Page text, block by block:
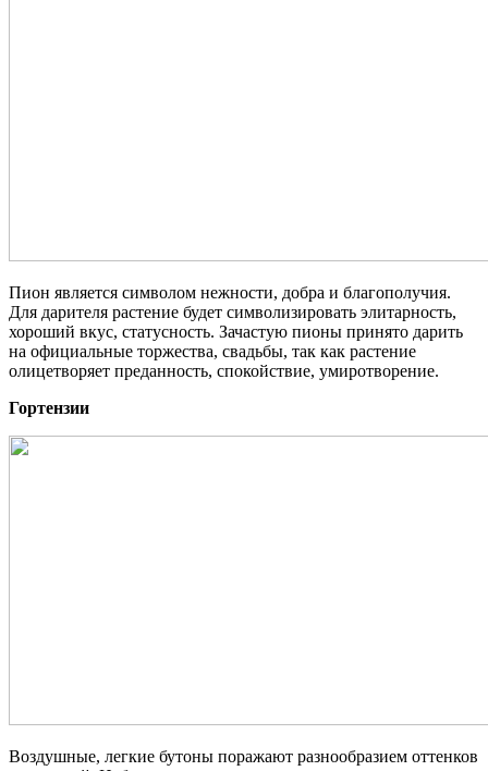
Пион является символом нежности, добра и благополучия.
Для дарителя растение будет символизировать элитарность,
хороший вкус, статусность. Зачастую пионы принято дарить
на официальные торжества, свадьбы, так как растение
олицетворяет преданность, спокойствие, умиротворение.
Гортензии
Воздушные, легкие бутоны поражают разнообразием оттенков